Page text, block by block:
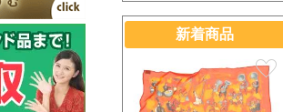
新着商品
favorite